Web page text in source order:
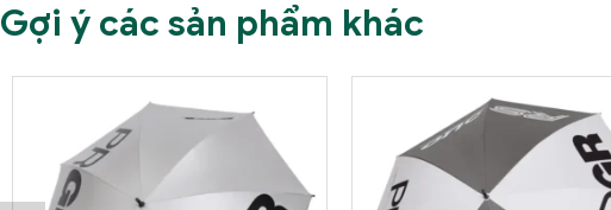
Gợi ý các sản phẩm khác